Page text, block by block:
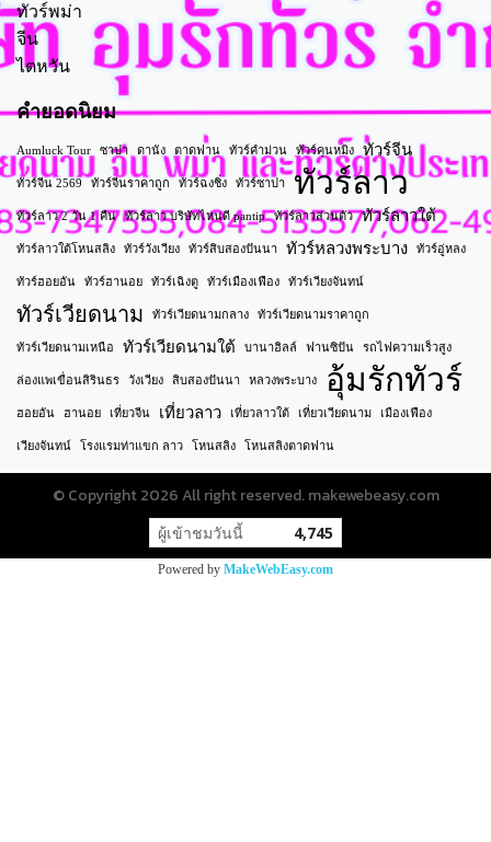
ทัวร์พม่า
จีน
ไตหวัน
คำยอดนิยม
Aumluck Tour ซาปา ดานัง ตาดฟาน ทัวร์คำม่วน ทัวร์คุนหมิง ทัวร์จีน
ทัวร์จีน 2569 ทัวร์จีนราคาถูก ทัวร์ฉงชิ่ง ทัวร์ซาปา ทัวร์ลาว
ทัวร์ลาว 2 วัน 1 คืน ทัวร์ลาว บริษัทไหนดี pantip ทัวร์ลาวส่วนตัว ทัวร์ลาวใต้
ทัวร์ลาวใต้โหนสลิง ทัวร์วังเวียง ทัวร์สิบสองปันนา ทัวร์หลวงพระบาง ทัวร์อู่หลง
ทัวร์ฮอยอัน ทัวร์ฮานอย ทัวร์เฉิงตู ทัวร์เมืองเฟือง ทัวร์เวียงจันทน์
ทัวร์เวียดนาม ทัวร์เวียดนามกลาง ทัวร์เวียดนามราคาถูก
ทัวร์เวียดนามเหนือ ทัวร์เวียดนามใต้ บานาฮิลล์ ฟานซิปัน รถไฟความเร็วสูง
ล่องแพเขื่อนสิรินธร วังเวียง สิบสองปันนา หลวงพระบาง อุ้มรักทัวร์
ฮอยอัน ฮานอย เที่ยวจีน เที่ยวลาว เที่ยวลาวใต้ เที่ยวเวียดนาม เมืองเฟือง
เวียงจันทน์ โรงแรมท่าแขก ลาว โหนสลิง โหนสลิงตาดฟาน
© Copyright 2026 All right reserved. makewebeasy.com
ผู้เข้าชมวันนี้ 4,745
Powered by MakeWebEasy.com